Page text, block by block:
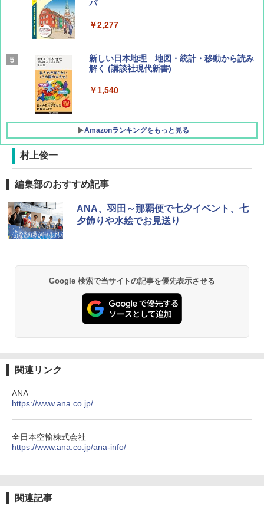
￥1,540
AIRLINE（エアライン）2026年9月号【特
集】ボーイング110周年を祝して！
￥1,760
パ
￥2,277
新しい日本地理 地図・統計・移動から読み
解く (講談社現代新書)
￥1,540
Amazonランキングをもっと見る
[キャンパーズコレクション 山善] ポップアッ
プテント 傘みたいに広げて畳める パッとサ
ッシュ 簡単設置 ワンタッチテント キャンプ
&ハイキング カーキ PATC-150(KH)
ト プライバシー テント 【中が透けない】 1
人用 折りたたみ 防災グッズ 災害用トイレ ビ
ーチ ピクニック ポップアップテント 携帯 簡
易 トイレテント (ブラック)
￥4,980
[キャンパーズコレクション 山善] 傘みたいに
GRANDOOR ステンレス保冷剤 2個セット 2
026リニューアル 急速冷凍 空間倍増 衛生的
￥2,980
ラソル ガーデン サイトシート付 折りたたみ
き
￥6,459
熊撃退スプレー 熊よけスプレー 熊スプレー
防災用品 長期保存可能 緊急時用 日本国内発
村上俊一
編集部のおすすめ記事
ANA、羽田～那覇便で七夕イベント、七
夕飾りや水絵でお見送り
Google 検索で当サイトの記事を優先表示させる
関連リンク
ANA
https://www.ana.co.jp/
全日本空輸株式会社
https://www.ana.co.jp/ana-info/
関連記事